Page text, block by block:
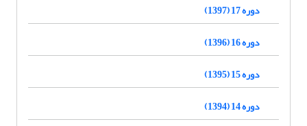
دوره 17 (1397)
دوره 16 (1396)
دوره 15 (1395)
دوره 14 (1394)